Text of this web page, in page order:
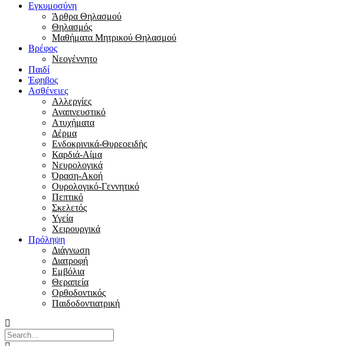
Εγκυμοσύνη
Άρθρα Θηλασμού
Θηλασμός
Μαθήματα Μητρικού Θηλασμού
Βρέφος
Νεογέννητο
Παιδί
Έφηβος
Ασθένειες
Αλλεργίες
Αναπνευστικό
Ατυχήματα
Δέρμα
Ενδοκρινικά-Θυρεοειδής
Καρδιά-Αίμα
Νευρολογικά
Όραση-Ακοή
Ουρολογικό-Γεννητικό
Πεπτικό
Σκελετός
Υγεία
Χειρουργικά
Πρόληψη
Διάγνωση
Διατροφή
Εμβόλια
Θεραπεία
Ορθοδοντικός
Παιδοδοντιατρική